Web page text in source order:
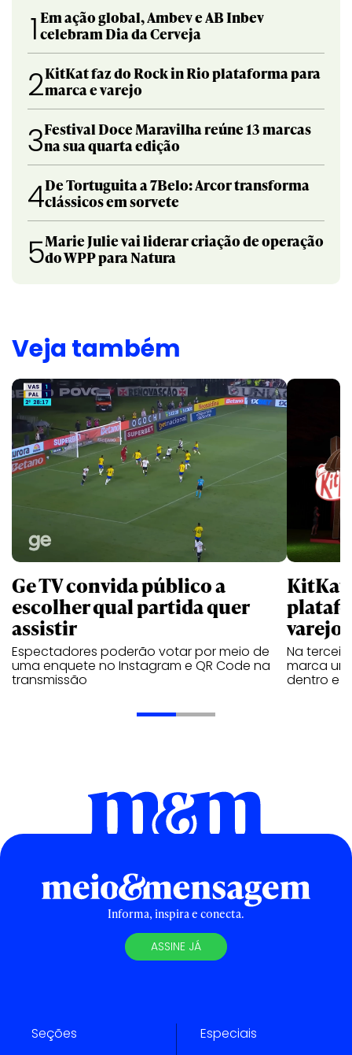
1 Em ação global, Ambev e AB Inbev
celebram Dia da Cerveja
2KitKat faz do Rock in Rio plataforma para
marca e varejo
3Festival Doce Maravilha reúne 13 marcas
na sua quarta edição
4De Tortuguita a 7Belo: Arcor transforma
clássicos em sorvete
5Marie Julie vai liderar criação de operação
do WPP para Natura
Veja também
Ge TV convida público a
escolher qual partida quer
assistir
Espectadores poderão votar por meio de
uma enquete no Instagram e QR Code na
transmissão
KitKat
varejo
Na
marca
dentro e
Informa, inspira e conecta.
ASSINE JÁ
Seções Especiais